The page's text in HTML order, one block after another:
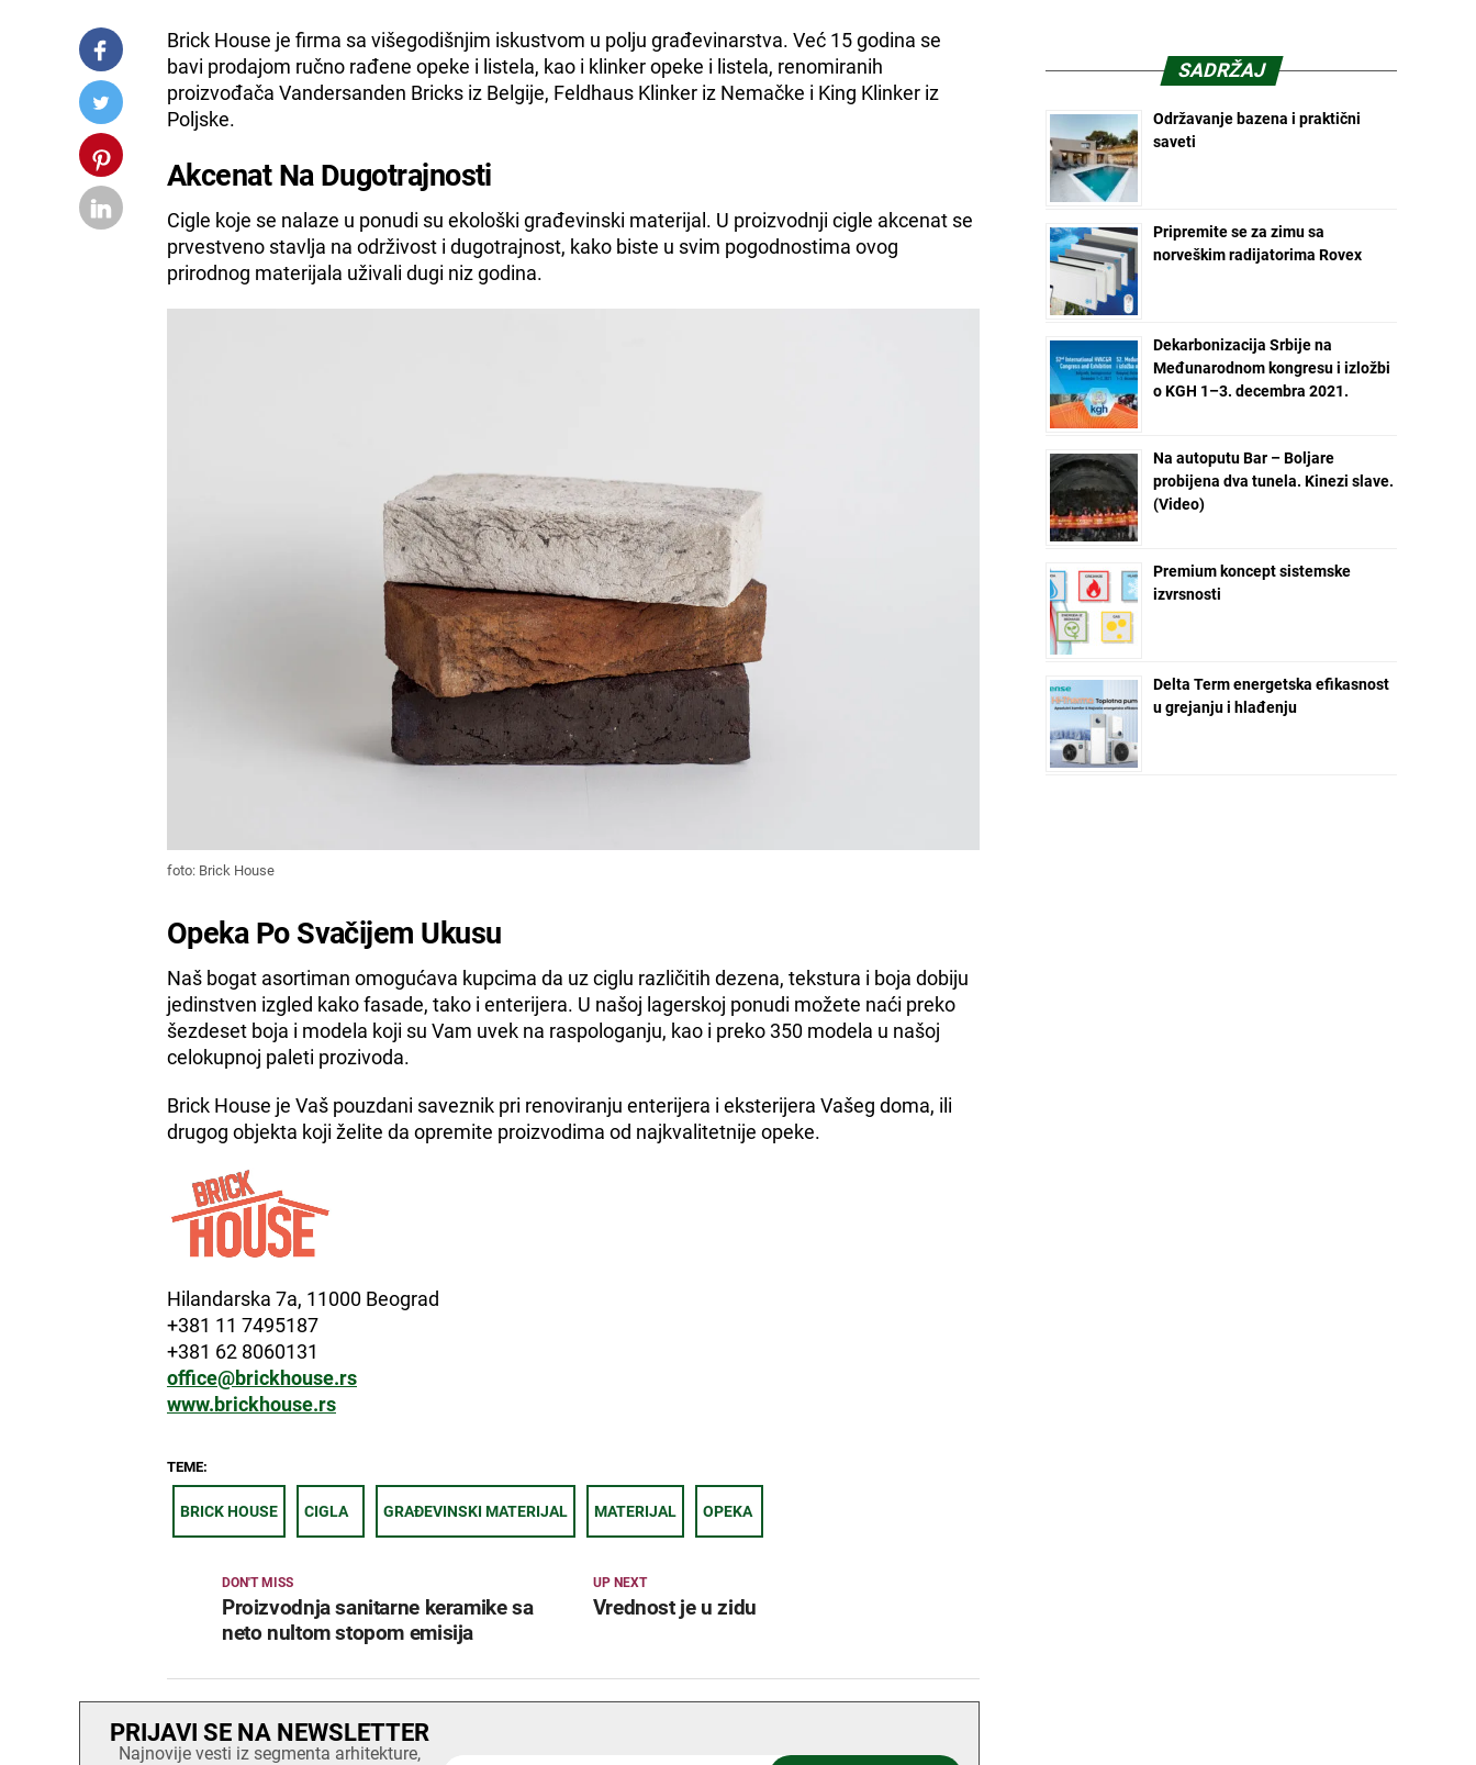
Brick House je firma sa višegodišnjim iskustvom u polju građevinarstva. Već 15 godina se
bavi prodajom ručno rađene opeke i listela, kao i klinker opeke i listela, renomiranih
proizvođača Vandersanden Bricks iz Belgije, Feldhaus Klinker iz Nemačke i King Klinker iz
Poljske.
Akcenat Na Dugotrajnosti
Cigle koje se nalaze u ponudi su ekološki građevinski materijal. U proizvodnji cigle akcenat se
prvestveno stavlja na održivost i dugotrajnost, kako biste u svim pogodnostima ovog
prirodnog materijala uživali dugi niz godina.
foto: Brick House
Opeka Po Svačijem Ukusu
Naš bogat asortiman omogućava kupcima da uz ciglu različitih dezena, tekstura i boja dobiju
jedinstven izgled kako fasade, tako i enterijera. U našoj lagerskoj ponudi možete naći preko
šezdeset boja i modela koji su Vam uvek na raspologanju, kao i preko 350 modela u našoj
celokupnoj paleti prozivoda.
Brick House je Vaš pouzdani saveznik pri renoviranju enterijera i eksterijera Vašeg doma, ili
drugog objekta koji želite da opremite proizvodima od najkvalitetnije opeke.
Hilandarska 7a, 11000 Beograd
+381 11 7495187
+381 62 8060131
office@brickhouse.rs
www.brickhouse.rs
TEME:
BRICK HOUSE CIGLA GRAĐEVINSKI MATERIJAL MATERIJAL OPEKA
UP NEXT
Vrednost je u zidu
DON'T MISS
Proizvodnja sanitarne keramike sa
neto nultom stopom emisija
PRIJAVI SE NA NEWSLETTER
Najnovije vesti iz segmenta arhitekture,
SADRŽAJ
Održavanje bazena i praktični
saveti
Pripremite se za zimu sa
norveškim radijatorima Rovex
Dekarbonizacija Srbije na
Međunarodnom kongresu i izložbi
o KGH 1–3. decembra 2021.
Na autoputu Bar – Boljare
probijena dva tunela. Kinezi slave.
(Video)
Premium koncept sistemske
izvrsnosti
Delta Term energetska efikasnost
u grejanju i hlađenju